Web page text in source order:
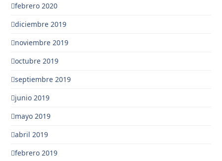
febrero 2020
diciembre 2019
noviembre 2019
octubre 2019
septiembre 2019
junio 2019
mayo 2019
abril 2019
febrero 2019